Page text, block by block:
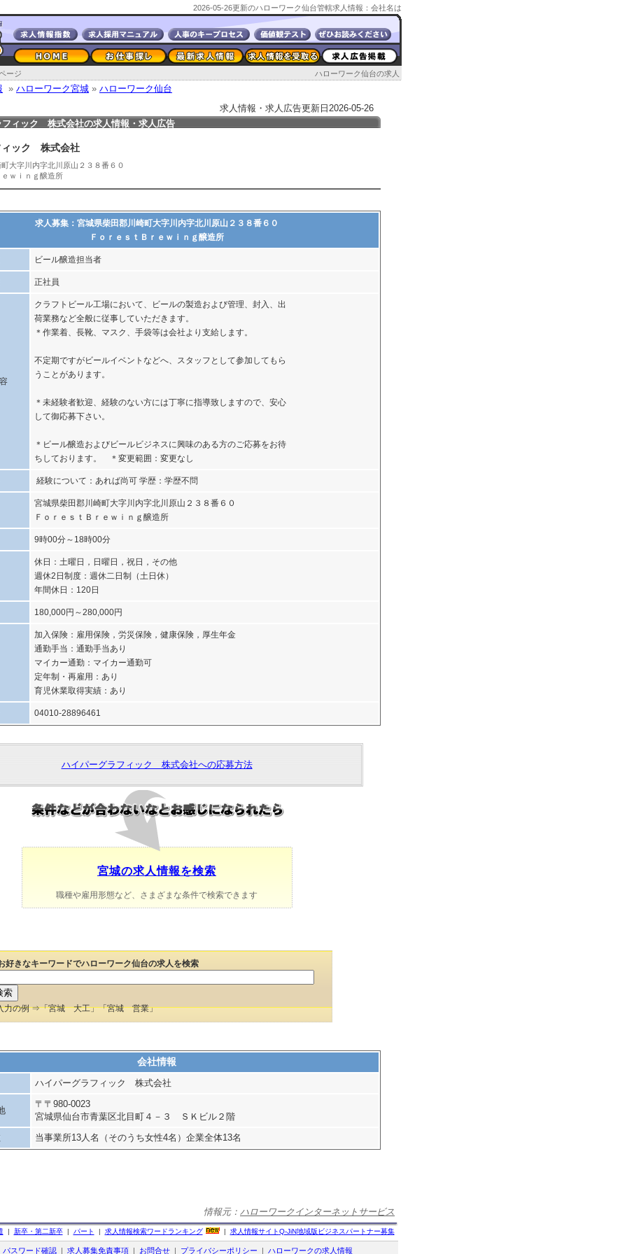
2026-05-26更新のハローワーク仙台管轄求人情報：会社名は
ハローワーク仙台の求人
ージ
» ハローワーク宮城 » ハローワーク仙台
求人情報・求人広告更新日2026-05-26
フィック 株式会社の求人情報・求人広告
ィック 株式会社
大字川内字北川原山２３８番６０
ｗｉｎｇ醸造所
求人募集：宮城県柴田郡川崎町大字川内字北川原山２３８番６０
ＦｏｒｅｓｔＢｒｅｗｉｎｇ醸造所
ビール醸造担当者
正社員
クラフトビール工場において、ビールの製造および管理、封入、出
荷業務など全般に従事していただきます。
＊作業着、長靴、マスク、手袋等は会社より支給します。
不定期ですがビールイベントなどへ、スタッフとして参加してもら
うことがあります。
＊未経験者歓迎、経験のない方には丁寧に指導致しますので、安心
して御応募下さい。
＊ビール醸造およびビールビジネスに興味のある方のご応募をお待
ちしております。 ＊変更範囲：変更なし
経験について：あれば尚可 学歴：学歴不問
宮城県柴田郡川崎町大字川内字北川原山２３８番６０
ＦｏｒｅｓｔＢｒｅｗｉｎｇ醸造所
9時00分～18時00分
休日：土曜日，日曜日，祝日，その他
週休2日制度：週休二日制（土日休）
年間休日：120日
180,000円～280,000円
加入保険：雇用保険，労災保険，健康保険，厚生年金
通勤手当：通勤手当あり
マイカー通勤：マイカー通勤可
定年制・再雇用：あり
育児休業取得実績：あり
04010-28896461
ハイパーグラフィック 株式会社への応募方法
宮城の求人情報を検索
職種や雇用形態など、さまざまな条件で検索できます
好きなキーワードでハローワーク仙台の求人を検索
力の例 ⇒「宮城 大工」「宮城 営業」
会社情報
ハイパーグラフィック 株式会社
〒〒980-0023
宮城県仙台市青葉区北目町４－３ ＳＫビル２階
当事業所13人名（そのうち女性4名）企業全体13名
情報元： ハローワークインターネットサービス
| 新卒・第二新卒| パート | 求人情報検索ワードランキング | 求人情報サイトQ-JiN地域版ビジネスパートナー募集
パスワード確認| 求人募集免責事項| お問合せ| プライバシーポリシー | ハローワークの求人情報